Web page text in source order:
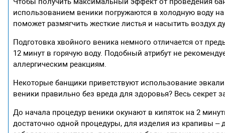
использованием веники погружаются в холодную воду
поможет размягчить жесткие листья и насытить воздух
Подготовка хвойного веника немного отличается от
12 минут в горячую воду. Подобный атрибут не
аллергическим реакциям.
Некоторые банщики приветствуют использование
веники правильно без вреда для здоровья? Весь секрет
До начала процедур веники окунают в кипяток на 2
достаточно одной процедуры, для изделия из крапивы